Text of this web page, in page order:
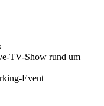
TV-Show rund um
Event